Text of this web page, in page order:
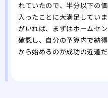
れていたので、半分以下の
入ったことに大満足してい
がいれば、まずはホームセ
確認し、自分の予算内で納
から始めるのが成功の近道